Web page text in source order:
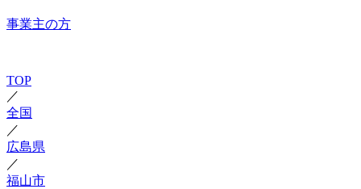
事業主の方
TOP
／
全国
／
広島県
／
福山市